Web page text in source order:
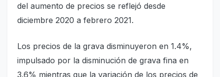
del aumento de precios se reflejó desde
diciembre 2020 a febrero 2021.
Los precios de la grava disminuyeron en 1.4%,
impulsado por la disminución de grava fina en
3.6% mientras que la variación de los precios de